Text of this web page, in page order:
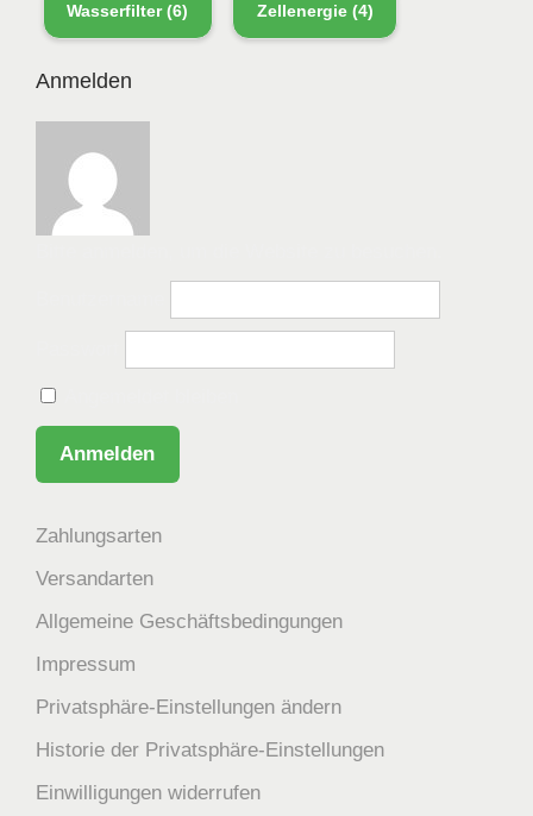
Wasserfilter(6) Zellenergie(4)
Anmelden
Zahlungsarten
Versandarten
Allgemeine Geschäftsbedingungen
Impressum
Privatsphäre-Einstellungen ändern
Historie der Privatsphäre-Einstellungen
Einwilligungen widerrufen